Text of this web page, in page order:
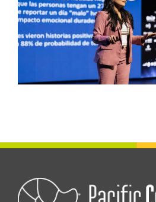
Pacific Fit –
Yoga 2026
Center